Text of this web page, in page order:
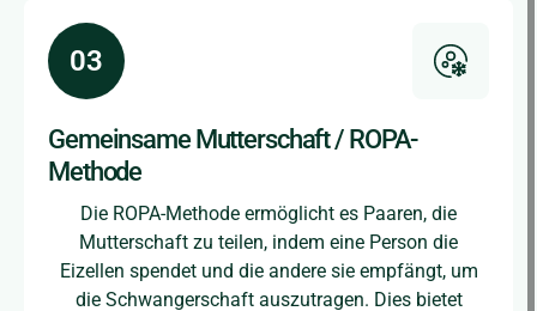
Gemeinsame Mutterschaft / ROPA-
Methode
Die ROPA-Methode ermöglicht es Paaren, die
Mutterschaft zu teilen, indem eine Person die
Eizellen spendet und die andere sie empfängt, um
die Schwangerschaft auszutragen. Dies bietet